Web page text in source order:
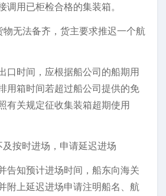
调用已柜检合格的集装箱。
无法备齐，货主要求推迟一个航
口时间，应根据船公司的船期用
用箱时间若超过船公司提供的免
有关规定征收集装箱超期使用
按时进场，申请延迟进场
告知预计进场时间，船东向海关
附上延迟进场申请注明船名、航